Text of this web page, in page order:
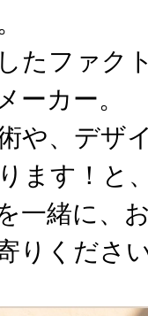
たファク
ーカー。
や、デザ
ます！と
一緒に、
りくださ